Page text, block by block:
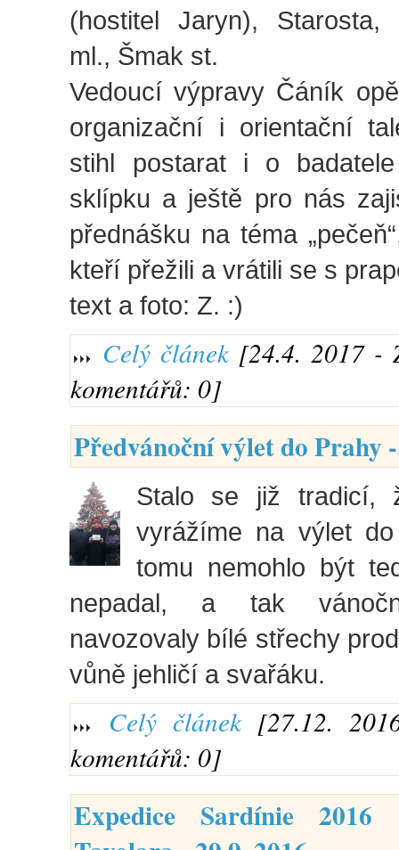
(hostitel Jaryn), Starosta,
ml., Šmak st.
Vedoucí výpravy Čáník
organizační i orientační
stihl postarat i o
sklípku a ještě pro nás
přednášku na téma
kteří přežili a vrátili se s
text a foto: Z. :)
Celý článek[24.4. 2017 -
komentářů: 0]
Předvánoční výlet do Prahy
Stalo se již tradicí,
vyrážíme na výlet
tomu nemohlo být
nepadal, a tak
navozovaly bílé střechy
vůně jehličí a svařáku.
Celý článek[27.12.
komentářů: 0]
Expedice Sardínie